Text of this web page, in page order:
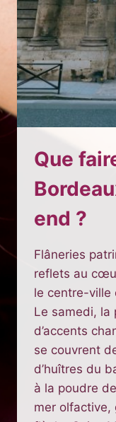
Que
end ?
Flâneries
reflets au
le centre-ville
Le samedi, la
d’accents
se couvrent
d’huîtres du
à la poudre
mer olfactive,